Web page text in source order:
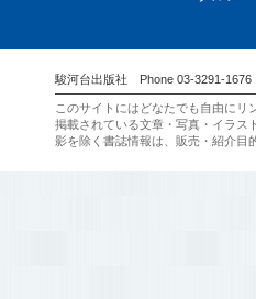
駿河台出版社 Phone 03-3291-
このサイトにはどなたでも自由にリ
掲載されている文章・写真・イラス
影を除く書誌情報は、販売・紹介目